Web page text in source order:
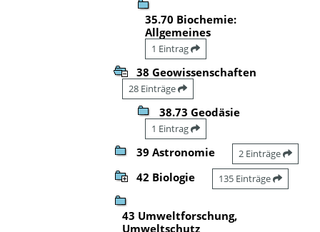
35.70 Biochemie:
Allgemeines
1 Eintrag
38 Geowissenschaften
28 Einträge
38.73 Geodäsie
1 Eintrag
39 Astronomie 2 Einträge
42 Biologie 135 Einträge
43 Umweltforschung,
Umweltschutz